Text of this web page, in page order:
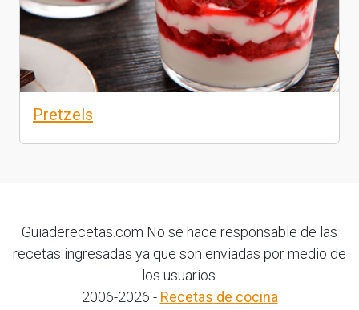
Pretzels
Guiaderecetas.com No se hace responsable de las
recetas ingresadas ya que son enviadas por medio de
los usuarios.
2006-2026 - Recetas de cocina